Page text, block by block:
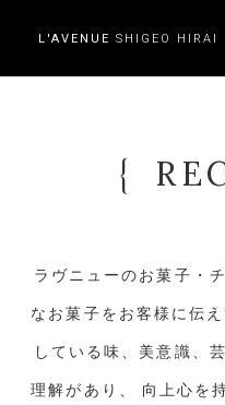
L'AVENUE SHIGEO HIRAI
ラヴニューのお菓子・
なお菓子をお客様に伝え
している味、美意識、
理解があり、 向上心を